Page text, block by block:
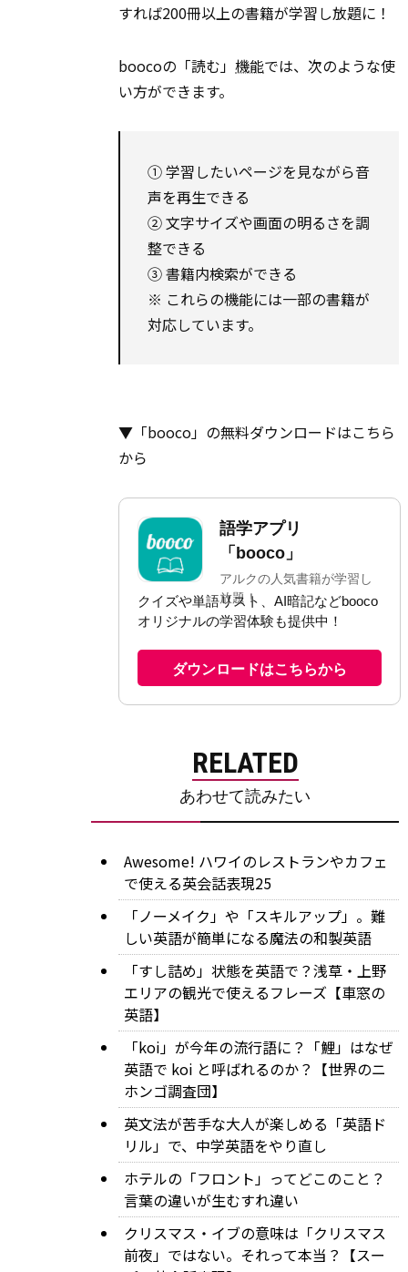
すれば200冊以上の書籍が学習し放題に！
boocoの「読む」 機能では、次のような使
い方ができます。
① 学習したいページを見ながら音
声を再生できる
② 文字サイズや画面の明るさを調
整できる
③ 書籍内検索ができる
※ これらの機能には一部の書籍が
対応しています。
▼「booco」の無料ダウンロードはこちら
から
RELATED
あわせて読みたい
Awesome! ハワイのレストランやカフェ
で使える英会話表現25
「ノーメイク」や「スキルアップ」。難
しい英語が簡単になる魔法の和製英語
「すし詰め」状態を英語で？浅草・上野
エリアの観光で使えるフレーズ【車窓の
英語】
「koi」が今年の流行語に？「鯉」はなぜ
英語で koi と呼ばれるのか？【世界のニ
ホンゴ調査団】
英文法が苦手な大人が楽しめる「英語ド
リル」で、中学英語をやり直し
ホテルの「フロント」ってどこのこと？
言葉の違いが生むすれ違い
クリスマス・イブの意味は「クリスマス
前夜」ではない。それって本当？【スー